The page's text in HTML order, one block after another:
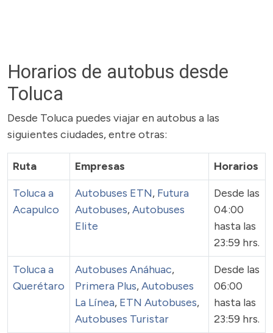
Horarios de autobus desde
Toluca
Desde Toluca puedes viajar en autobus a las
siguientes ciudades, entre otras:
Ruta Empresas
Horarios
Toluca a
Acapulco
Autobuses ETN, Futura
Autobuses,Autobuses
Elite
Desde las
04:00
hasta las
23:59 hrs.
Toluca a
Querétaro
Autobuses Anáhuac,
Primera Plus,Autobuses
La Línea, ETN Autobuses,
Autobuses Turistar
Desde las
06:00
hasta las
23:59 hrs.